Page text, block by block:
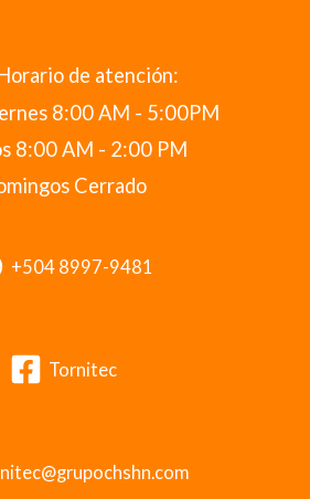
de atención:
8:00 AM - 5:00PM
8:00 AM - 2:00 PM
Cerrado
+504 8997-9481
Tornitec